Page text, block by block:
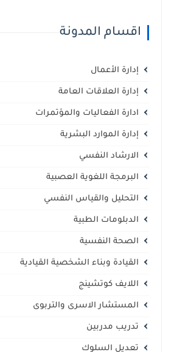
اقسام المدونة
إدارة الأعمال
إدارة العلاقات العامة
ادارة الفعاليات والمؤتمرات
إدارة الموارد البشرية
الارشاد النفسي
البرمجة اللغوية العصبية
التحليل والقياس النفسي
الدبلومات الطبية
الصحة النفسية
القيادة وبناء الشخصية القيادية
اللايف كوتشينج
المستشار الاسرى والتربوى
تدريب مدربين
تعديل السلوك